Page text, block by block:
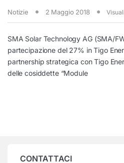
Notizie 2 Maggio 2018
SMA Solar Technology AG (SMA/
partecipazione del 27% in Tigo
partnership strategica con Tigo
delle cosiddette “Module
CONTATTACI